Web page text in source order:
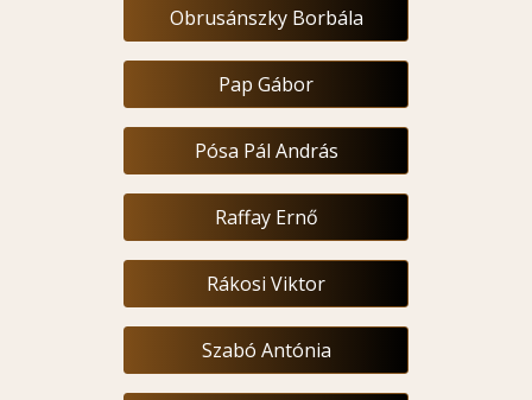
Obrusánszky Borbála
Pap Gábor
Pósa Pál András
Raffay Ernő
Rákosi Viktor
Szabó Antónia